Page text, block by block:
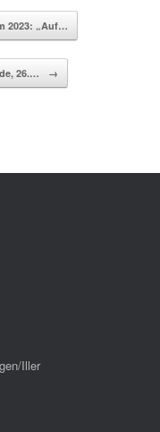
2023: „Auf…
26.… →
Iller